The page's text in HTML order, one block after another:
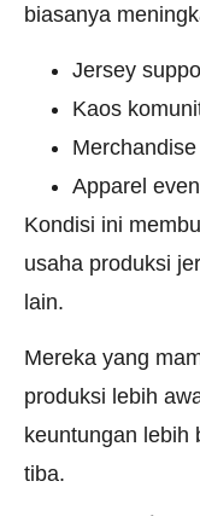
biasanya
Jersey
Kaos
Apparel
Kondisi ini
usaha produksi
lain.
Mereka yang
produksi lebih
keuntungan lebih
tiba.